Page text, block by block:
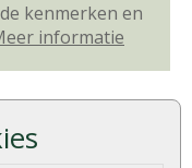
kenmerken en
informatie